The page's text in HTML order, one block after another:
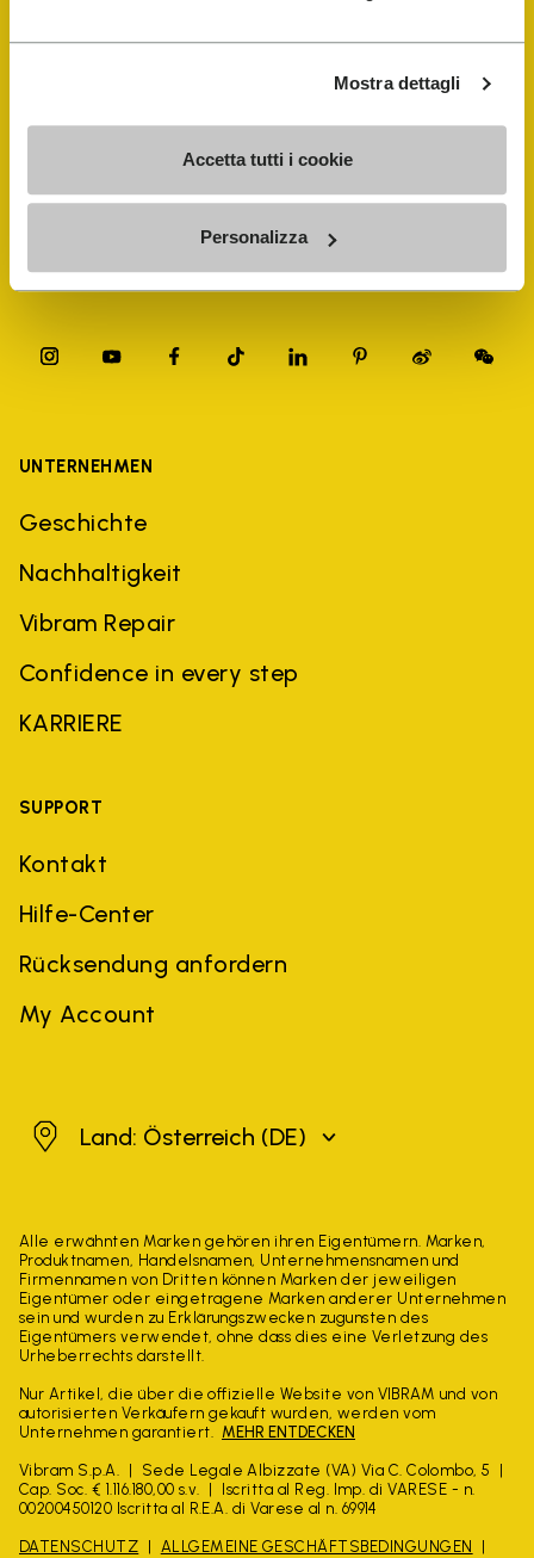
Mostra dettagli
Accetta tutti i cookie
Personalizza
Schuhreparatur-Finder
Store Locator
UNTERNEHMEN
Geschichte
Nachhaltigkeit
Vibram Repair
Confidence in every step
KARRIERE
SUPPORT
Kontakt
Hilfe-Center
Rücksendung anfordern
My Account
Österreich
Land: Österreich (DE)
Alle erwähnten Marken gehören ihren Eigentümern. Marken,
Produktnamen, Handelsnamen, Unternehmensnamen und
Firmennamen von Dritten können Marken der jeweiligen
Eigentümer oder eingetragene Marken anderer Unternehmen
sein und wurden zu Erklärungszwecken zugunsten des
Eigentümers verwendet, ohne dass dies eine Verletzung des
Urheberrechts darstellt.
Nur Artikel, die über die offizielle Website von VIBRAM und von
autorisierten Verkäufern gekauft wurden, werden vom
Unternehmen garantiert. MEHR ENTDECKEN
Vibram S.p.A.
Sede Legale Albizzate (VA) Via C. Colombo, 5
Cap. Soc. € 1.116.180,00 s.v.
Iscritta al Reg. Imp. di VARESE - n.
00200450120 Iscritta al R.E.A. di Varese al n. 69914
DATENSCHUTZ
ALLGEMEINE GESCHÄFTSBEDINGUNGEN